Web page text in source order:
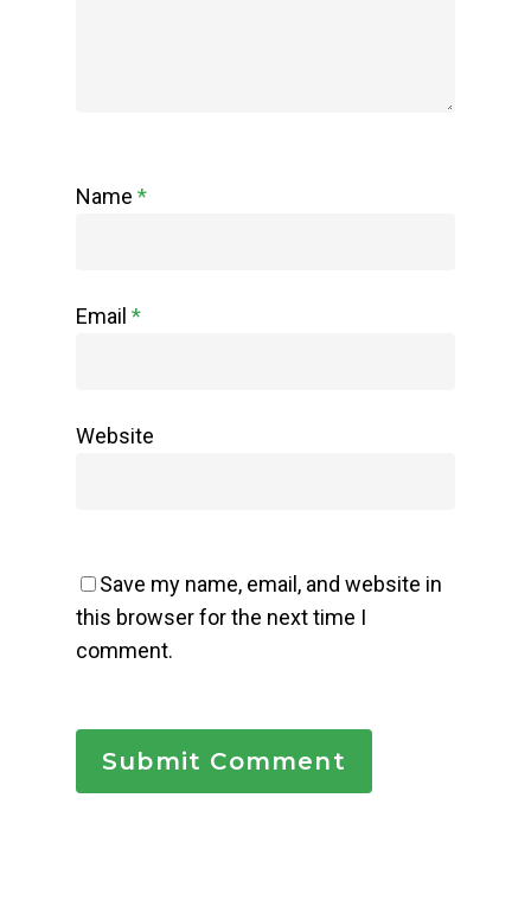
Name *
Email *
Website
Save my name, email, and website in
this browser for the next time I
comment.